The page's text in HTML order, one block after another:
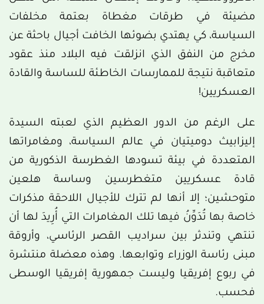
مضيئة في طرقات مغطاة بعتمة مخلفات
السياسة، كي يهتدي بضوئها الخافت أجيال باحثة عن
مخرج من النفق الذي انزلقت فيه البلاد منذ عقود
متعاقبة نتيجة للممارسات الخاطئة للساسة والقادة
العسكريين!
على الرغم من الدور العظيم الذي لعبته السيدة
إليزابيث دوميتيان في عالم السياسة، ومغامراتها
المتعددة في بيئة تسودها الغطرسة الذكورية من
قادة عسكريين متغطرسين وساسة هلعين
متوحشين؛ إلا أنها لم تترك للأجيال اللاحقة مذكرات
خاصة بها تُدَوِّنُ فيها تلك المغامرات التي أُرِيدَ لها أن
تنتهي وتندثر بين سراديب القصر الرئاسي، وأروقة
مبنى رئاسة الوزراء وتوابعها. وهذه معضلة منتشرة
في ربوع إفريقيا وليست جمهورية إفريقيا الوسطى
فحسب.